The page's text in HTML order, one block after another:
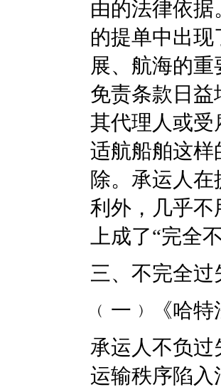
由的法律依
的提单中出
展、航海的
免责条款日益
其代理人或受
适航船舶这样
除。承运人
利外，几乎不
上成了“完全
三、不完全
﹙一﹚《哈
承运人不负
运输秩序陷入